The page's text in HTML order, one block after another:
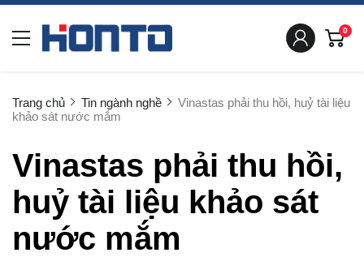
0
Trang chủ Tin ngành nghề
Vinastas phải thu hồi, huỷ tài liệu
khảo sát nước mắm
Vinastas phải thu hồi,
huỷ tài liệu khảo sát
nước mắm